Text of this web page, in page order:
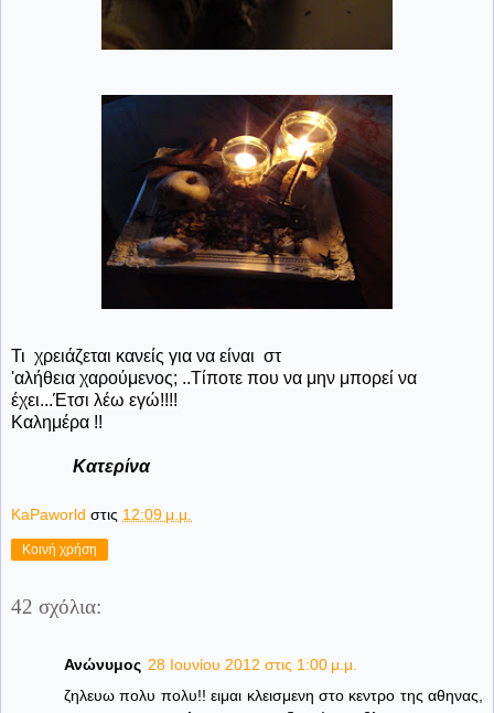
Τι χρειάζεται κανείς για να είναι στ
'αλήθεια χαρούμενος; ..Τίποτε που να μην μπορεί να
έχει...Έτσι λέω εγώ!!!!
Καλημέρα !!
Κατερίνα
KaPaworld στις 12:09 μ.μ.
Κοινή χρήση
42 σχόλια:
Ανώνυμος 28 Ιουνίου 2012 στις 1:00 μ.μ.
ζηλευω πολυ πολυ!! ειμαι κλεισμενη στο κεντρο της αθηνας,